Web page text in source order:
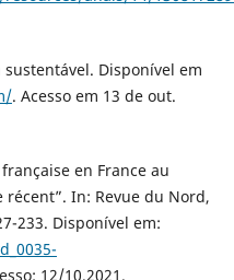
Disponível em
. Acesso em 13 de out.
en France au
récent”. In: Revue du Nord,
233. Disponível em:
12/10.2021.